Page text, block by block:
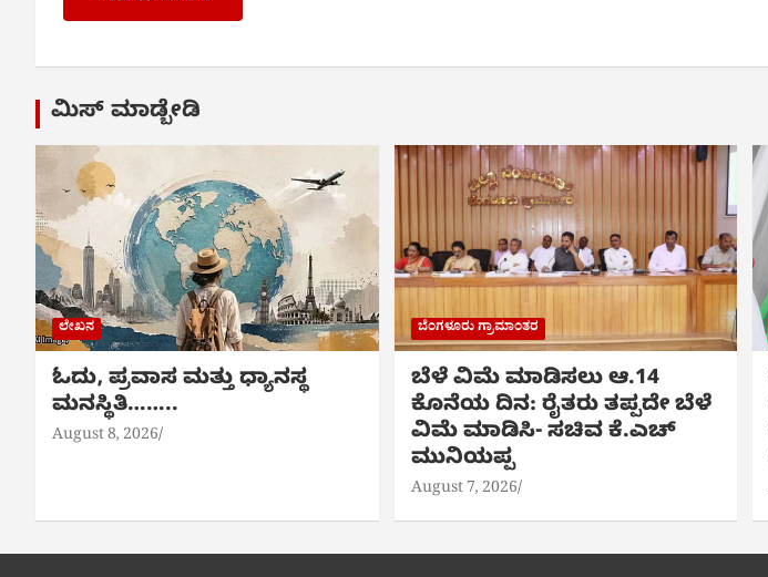
ಮಿಸ್ ಮಾಡ್ಬೇಡಿ
ಲೇಖನ
ಓದು, ಪ್ರವಾಸ ಮತ್ತು ಧ್ಯಾನಸ್ಥ
ಮನಸ್ಥಿತಿ……..
August 8, 2026
ಬೆಂಗಳೂರು ಗ್ರಾಮಾಂತರ
ಬೆಳೆ ವಿಮೆ ಮಾಡಿಸಲು ಆ.14
ಕೊನೆಯ ದಿನ: ರೈತರು ತಪ್ಪದೇ ಬೆಳೆ
ವಿಮೆ ಮಾಡಿಸಿ- ಸಚಿವ ಕೆ.ಎಚ್
ಮುನಿಯಪ್ಪ
August 7, 2026